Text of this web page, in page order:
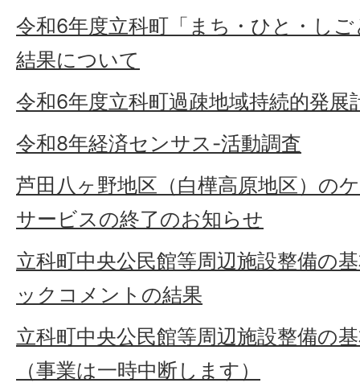
令和6年度立科町「まち・ひと・し
結果について
令和6年度立科町過疎地域持続的発
令和8年経済センサス-活動調査
芦田八ヶ野地区（白樺高原地区）の
サービスの終了のお知らせ
立科町中央公民館等周辺施設整備の
ックコメントの結果
立科町中央公民館等周辺施設整備の
（事業は一時中断します）